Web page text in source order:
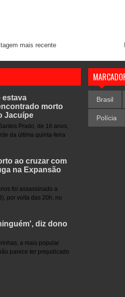
mais recente
estava
morto
Jacuípe
Prado, de 16 anos,
da última quinta-feira
ao cruzar com
na Expansão
foi assassinado a
por volta das 20h, no
diz dono
a mais popular
parece ter prejudicado
Brasil
Polícia